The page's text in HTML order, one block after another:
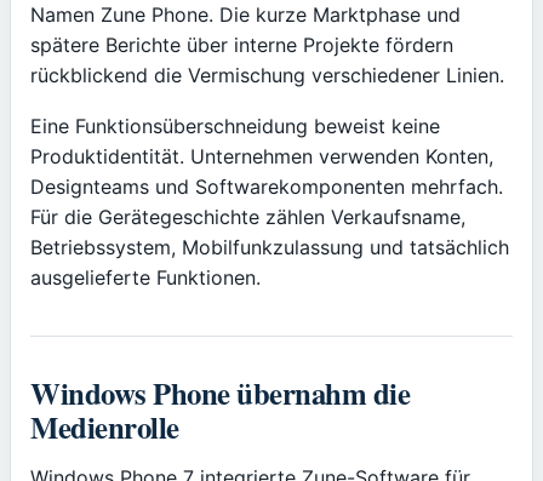
Namen Zune Phone. Die kurze Marktphase und
spätere Berichte über interne Projekte fördern
rückblickend die Vermischung verschiedener Linien.
Eine Funktionsüberschneidung beweist keine
Produktidentität. Unternehmen verwenden Konten,
Designteams und Softwarekomponenten mehrfach.
Für die Gerätegeschichte zählen Verkaufsname,
Betriebssystem, Mobilfunkzulassung und tatsächlich
ausgelieferte Funktionen.
Windows Phone übernahm die
Medienrolle